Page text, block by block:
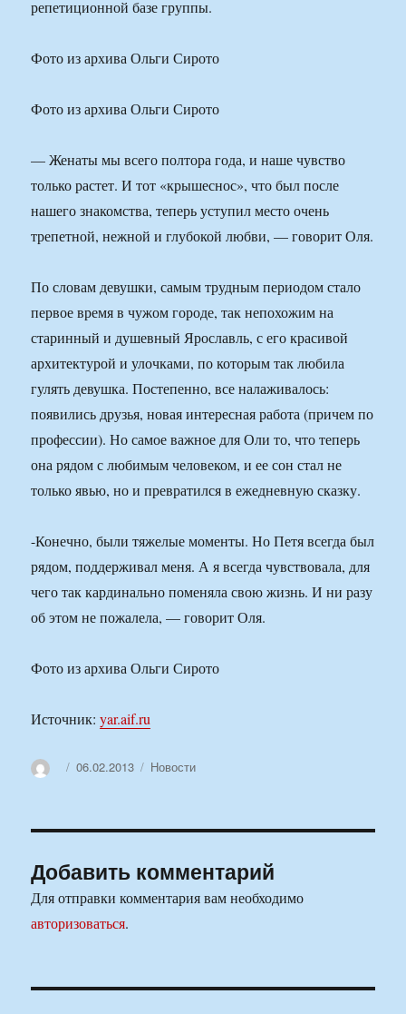
репетиционной базе группы.
Фото из архива Ольги Сирото
Фото из архива Ольги Сирото
— Женаты мы всего полтора года, и наше чувство
только растет. И тот «крышеснос», что был после
нашего знакомства, теперь уступил место очень
трепетной, нежной и глубокой любви, — говорит Оля.
По словам девушки, самым трудным периодом стало
первое время в чужом городе, так непохожим на
старинный и душевный Ярославль, с его красивой
архитектурой и улочками, по которым так любила
гулять девушка. Постепенно, все налаживалось:
появились друзья, новая интересная работа (причем по
профессии). Но самое важное для Оли то, что теперь
она рядом с любимым человеком, и ее сон стал не
только явью, но и превратился в ежедневную сказку.
-Конечно, были тяжелые моменты. Но Петя всегда был
рядом, поддерживал меня. А я всегда чувствовала, для
чего так кардинально поменяла свою жизнь. И ни разу
об этом не пожалела, — говорит Оля.
Фото из архива Ольги Сирото
Источник:yar.aif.ru
АвторОпубликовано
06.02.2013 Рубрики
Новости
Добавить комментарий
Для отправки комментария вам необходимо
авторизоваться.